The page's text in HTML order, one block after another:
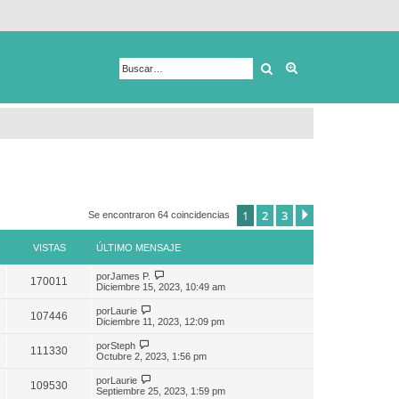
Buscar
Se encontraron 64 coincidencias 1 2 3
VISTAS ÚLTIMO MENSAJE
170011 porJames P.
Diciembre 15, 2023, 10:49 am
107446 porLaurie
Diciembre 11, 2023, 12:09 pm
111330 porSteph
Octubre 2, 2023, 1:56 pm
109530 porLaurie
Septiembre 25, 2023, 1:59 pm